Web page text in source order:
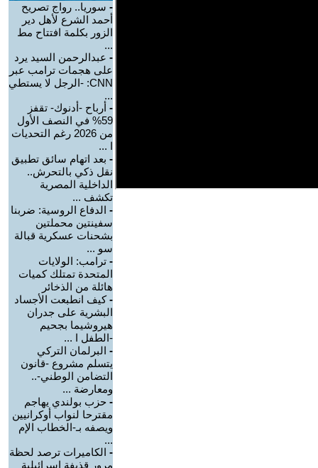
- سوريا.. رواج تصريح
أحمد الشرع لأهل دير
الزور بكلمة افتتاح مط
...
- عبدالرحمن السيد يرد
على هجمات ترامب عبر
CNN: -الرجل لا يستطي
...
- أرباح -أدنوك- تقفز
59% في النصف الأول
من 2026 رغم التحديات
ا ...
- بعد اتهام سائق تطبيق
نقل ذكي بالتحرش..
الداخلية المصرية
تكشف ...
- الدفاع الروسية: ضربنا
سفينتين محملتين
بشحنات عسكرية قبالة
سو ...
- ترامب: الولايات
المتحدة تمتلك كميات
هائلة من الذخائر
-كيف انطبعت الأجساد
البشرية على جدران
هيروشيما بجحيم
-الطفل ا ...
- البرلمان التركي
يتسلم مشروع -قانون
التضامن الوطني-..
ومعارضة ...
- حزب بولندي يهاجم
مقترحا لنواب أوكرانيين
ويصفه بـ-الخطاب الإم
...
- الكاميرات ترصد لحظة
مرور قذيفة إسرائيلية